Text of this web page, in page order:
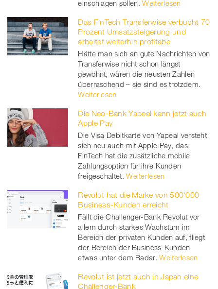
einschlagen sollen. Weiterlesen
Das FinTech Transferwise verbucht 70
Prozent Umsatzsteigerung und
arbeitet weiterhin profitabel
Hätte man sich an gute Nachrichten von
Transferwise nicht schon längst
gewöhnt, wären die neusten Zahlen
überraschend – sie sind es trotzdem.
Weiterlesen
Die Neo-Bank Yapeal kann jetzt auch
Apple Pay
Die Visa Debitkarte von Yapeal versteht
sich neu auch mit Apple Pay, das
FinTech hat die zusätzliche mobile
Zahlungsoption für ihre Kunden
freigeschaltet. Weiterlesen
Revolut hat die Marke von 500'000
Business-Kunden erreicht
Fällt die Challenger-Bank Revolut vor
allem durch starkes Wachstum im
Bereich der privaten Kunden auf, fliegt
der Bereich der Business-Kunden
etwas unter dem Radar. Weiterlesen
Revolut ist jetzt auch in Japan eine
Challenger-Bank